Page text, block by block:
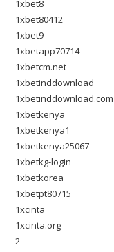
1xbet8
1xbet80412
1xbet9
1xbetapp70714
1xbetcm.net
1xbetinddownload
1xbetinddownload.com
1xbetkenya
1xbetkenya1
1xbetkenya25067
1xbetkg-login
1xbetkorea
1xbetpt80715
1xcinta
1xcinta.org
2